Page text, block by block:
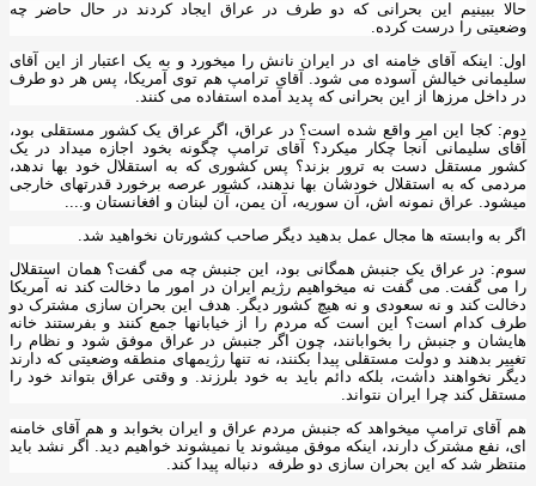
حالا ببینیم این بحرانی که دو طرف در عراق ایجاد کردند در حال حاضر چه
وضعیتی را درست کرده.
اول: اینکه آقای خامنه ای در ایران نانش را میخورد و به یک اعتبار از این آقای
سلیمانی خیالش آسوده می شود. آقای ترامپ هم توی آمریکا، پس هر دو طرف
در داخل مرزها از این بحرانی که پدید آمده استفاده می کنند.
دوم: کجا این امر واقع شده است؟ در عراق، اگر عراق یک کشور مستقلی بود،
آقای سلیمانی آنجا چکار میکرد؟ آقای ترامپ چگونه بخود اجازه میداد در یک
کشور مستقل دست به ترور بزند؟ پس کشوری که به استقلال خود بها ندهد،
مردمی که به استقلال خودشان بها ندهند، کشور عرصه برخورد قدرتهای خارجی
میشود. عراق نمونه اش، آن سوریه، آن یمن، آن لبنان و افغانستان و....
اگر به وابسته ها مجال عمل بدهید دیگر صاحب کشورتان نخواهید شد.
سوم: در عراق یک جنبش همگانی بود، این جنبش چه می گفت؟ همان استقلال
را می گفت. می گفت نه میخواهیم رژیم ایران در امور ما دخالت کند نه آمریکا
دخالت کند و نه سعودی و نه هیچ کشور دیگر. هدف این بحران سازی مشترک دو
طرف کدام است؟ این است که مردم را از خیابانها جمع کنند و بفرستند خانه
هایشان و جنبش را بخوابانند، چون اگر جنبش در عراق موفق شود و نظام را
تغییر بدهند و دولت مستقلی پیدا بکنند، نه تنها رژیمهای منطقه وضعیتی که دارند
دیگر نخواهند داشت، بلکه دائم باید به خود بلرزند. و وقتی عراق بتواند خود را
مستقل کند چرا ایران نتواند.
هم آقای ترامپ میخواهد که جنبش مردم عراق و ایران بخوابد و هم آقای خامنه
ای، نفع مشترک دارند، اینکه موفق میشوند یا نمیشوند خواهیم دید. اگر نشد باید
منتظر شد که این بحران سازی دو طرفه دنباله پیدا کند.